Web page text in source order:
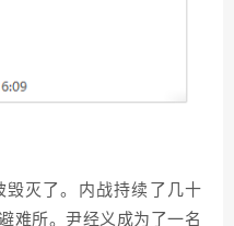
毁灭了。内战持续了几十
难所。尹经义成为了一名